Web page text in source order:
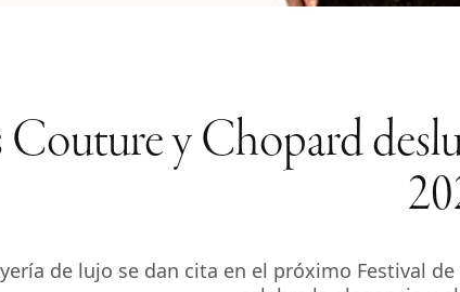
Couture y Chopard
de lujo se dan cita en el próximo Festival